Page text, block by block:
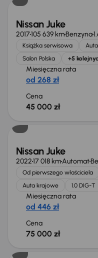
Nissan Juke
2017105 639 kmBenzyna
Książka serwisowa
Salon Polska
+5
Miesięczna rata
od 268 zł
Cena
45 000 zł
Nissan Juke
202217 018 kmAutomat
Od pierwszego właściciela
Auta krajowe
1.0 DIG-T
Miesięczna rata
od 446 zł
Cena
75 000 zł
Taniej o 2 000 zł